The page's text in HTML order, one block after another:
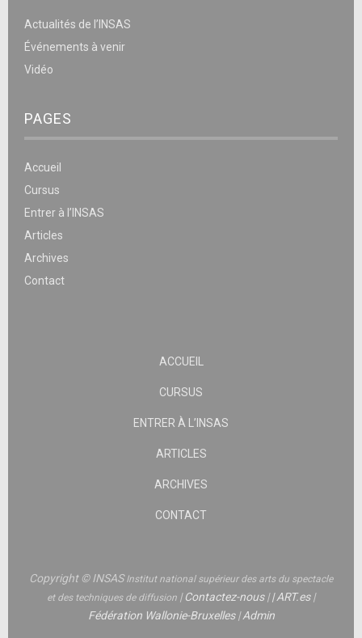
Actualités de l’INSAS
Événements à venir
Vidéo
PAGES
Accueil
Cursus
Entrer à l’INSAS
Articles
Archives
Contact
ACCUEIL
CURSUS
ENTRER À L’INSAS
ARTICLES
ARCHIVES
CONTACT
Copyright © INSASInstitut national supérieur des arts du spectacle
et des techniques de diffusion |Contactez-nous||ART.es|
Fédération Wallonie-Bruxelles|Admin